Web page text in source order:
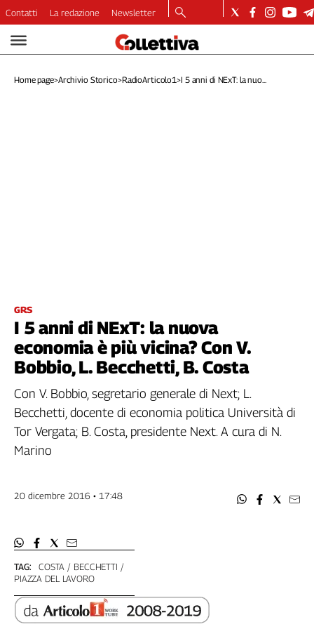
Video
Dirette
Filcams
Fillea
Filt
Fiom
Fisac
Flai
Flc
Inca
G8
Contatti La redazione Newsletter
Home page>Archivio Storico>RadioArticolo1>I 5 anni di NExT: la nuo...
GRS
I 5 anni di NExT: la nuova
economia è più vicina? Con V.
Bobbio, L. Becchetti, B. Costa
Con V. Bobbio, segretario generale di Next; L.
Becchetti, docente di economia politica Università di
Tor Vergata; B. Costa, presidente Next. A cura di N.
Marino
20 dicembre 2016 • 17:48
TAG: COSTA
BECCHETTI
PIAZZA DEL LAVORO